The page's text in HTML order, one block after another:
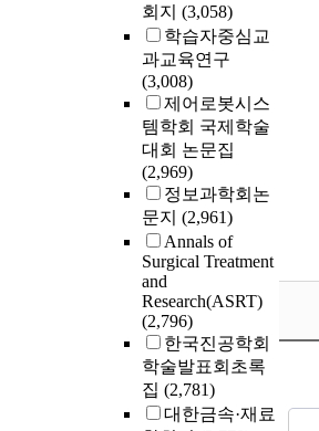
회지 (3,058)
학습자중심교
과교육연구
(3,008)
제어로봇시스
템학회 국제학술
대회 논문집
(2,969)
정보과학회논
문지 (2,961)
Annals of
Surgical Treatment
and
Research(ASRT)
(2,796)
한국진공학회
학술발표회초록
집 (2,781)
대한금속·재료